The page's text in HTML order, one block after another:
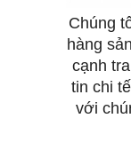
Chúng
hàng
cạnh
tin chi
với